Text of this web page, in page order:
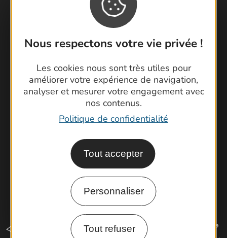
Nous respectons votre vie privée !
Les cookies nous sont très utiles pour
améliorer votre expérience de navigation,
analyser et mesurer votre engagement avec
nos contenus.
Politique de confidentialité
Tout accepter
Personnaliser
Tout refuser
Contactez-nous !
Foire aux questions
Brochures
Cartoguides et Topoguides
Latitude Gard